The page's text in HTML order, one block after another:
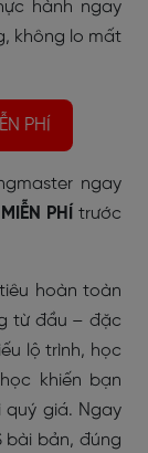
hành ngay
không lo mất
PHÍ
ngay
PHÍtrước
hoàn toàn
từ đầu – đặc
lộ trình, học
khiến bạn
giá. Ngay
bài bản, đúng